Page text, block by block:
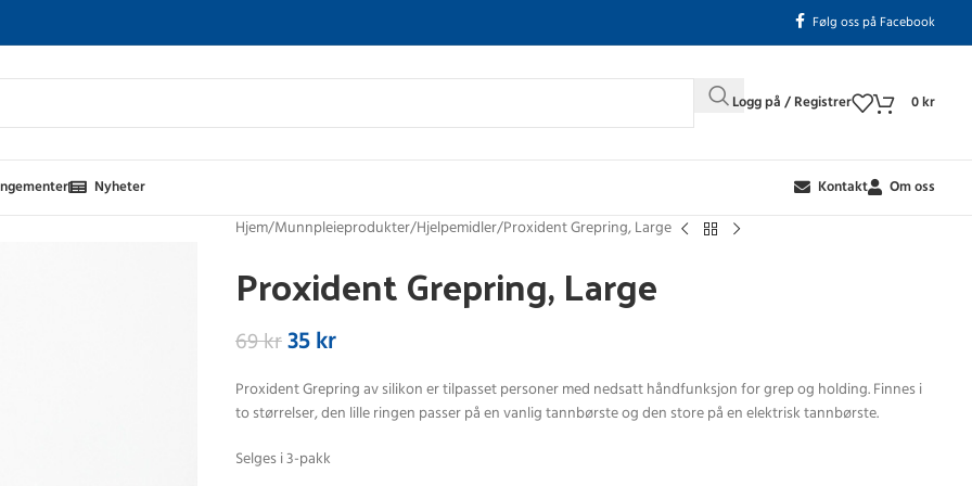
Følg oss på Facebook
Logg på / Registrer 0kr
Nyheter Kontakt Om oss
Hjem Munnpleieprodukter Hjelpemidler Proxident Grepring, Large
Proxident Grepring, Large
69kr35kr
Proxident Grepring av silikon er tilpasset personer med nedsatt håndfunksjon for grep og holding. Finnes i
to størrelser, den lille ringen passer på en vanlig tannbørste og den store på en elektrisk tannbørste.
Selges i 3-pakk